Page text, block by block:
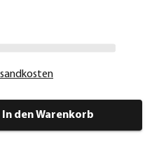
In den Warenkorb